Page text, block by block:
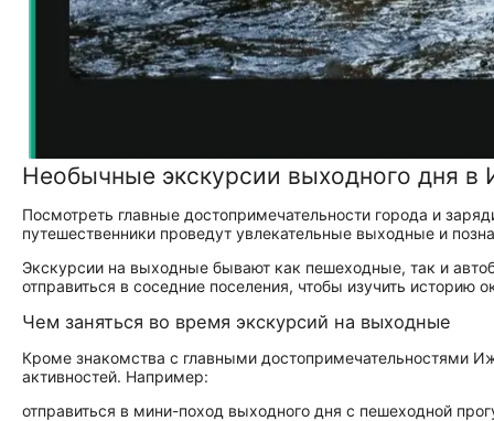
Необычные экскурсии выходного дня в
Посмотреть главные достопримечательности города и
путешественники проведут увлекательные выходные и
Экскурсии на выходные бывают как пешеходные, так и
отправиться в соседние поселения, чтобы изучить историю
Чем заняться во время экскурсий на выходные
Кроме знакомства с главными достопримечательностями
активностей. Например:
отправиться в мини-поход выходного дня с пешеходной